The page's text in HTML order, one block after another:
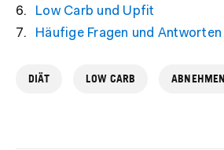
Low Carb und Upfit
Häufige Fragen und Antworten
DIÄT LOW CARB ABNEHMEN